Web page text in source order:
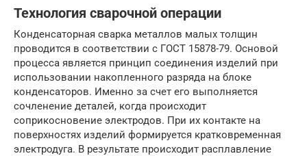
Технология сварочной операции
Конденсаторная сварка металлов малых толщин
проводится в соответствии с ГОСТ 15878-79. Основой
процесса является принцип соединения изделий при
использовании накопленного разряда на блоке
конденсаторов. Именно за счет его выполняется
сочленение деталей, когда происходит
соприкосновение электродов. При их контакте на
поверхностях изделий формируется кратковременная
электродуга. В результате происходит расплавление